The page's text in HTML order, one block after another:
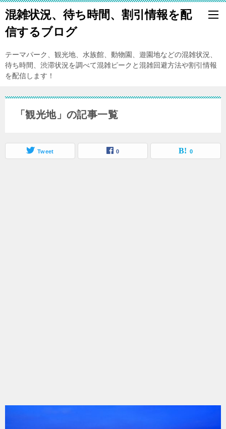
混雑状況、待ち時間、割引情報を配
信するブログ
テーマパーク、観光地、水族館、動物園、遊園地などの混雑状況、
待ち時間、渋滞状況を調べて混雑ピークと混雑回避方法や割引情報
を配信します！
「観光地」の記事一覧
Tweet 0 0